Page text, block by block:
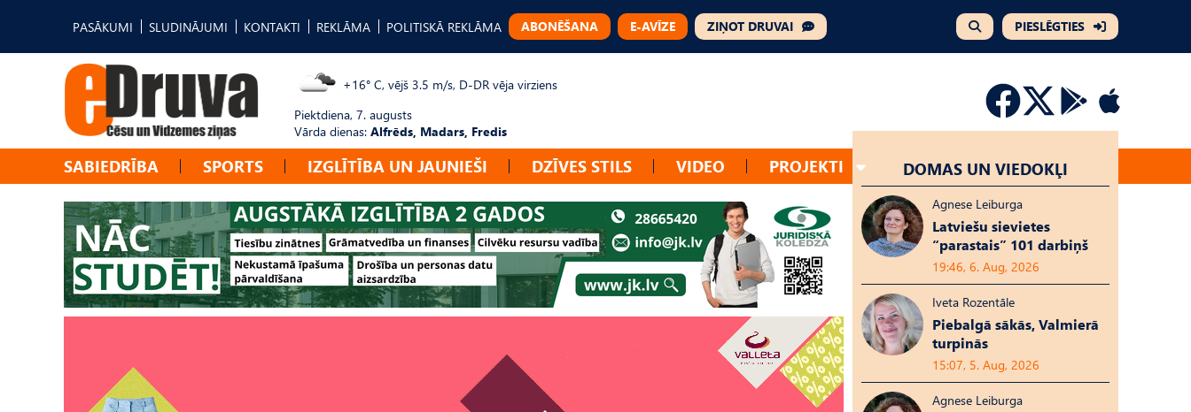
PASĀKUMI SLUDINĀJUMI KONTAKTI REKLĀMA POLITISKĀ REKLĀMA ABONĒŠANA E-AVĪZE ZIŅOT DRUVAI PIESLĒGTIES
+16° C, vējš 3.5 m/s, D-DR vēja virziens
Piektdiena, 7. augusts
Vārda dienas: Alfrēds, Madars, Fredis
SABIEDRĪBA SPORTS IZGLĪTĪBA UN JAUNIEŠI DZĪVES STILS VIDEO PROJEKTI DOMAS UN VIEDOKĻI
Agnese Leiburga
Latviešu sievietes
“parastais” 101 darbiņš
19:46, 6. Aug, 2026
Iveta Rozentāle
Piebalgā sākās, Valmierā
turpinās
15:07, 5. Aug, 2026
Agnese Leiburga